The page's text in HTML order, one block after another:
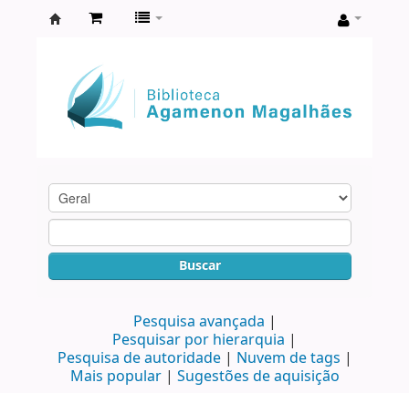
Agamenon
Magalhães
Buscar
Pesquisa avançada
Pesquisar por hierarquia
Pesquisa de autoridade
Nuvem de tags
Mais popular
Sugestões de aquisição